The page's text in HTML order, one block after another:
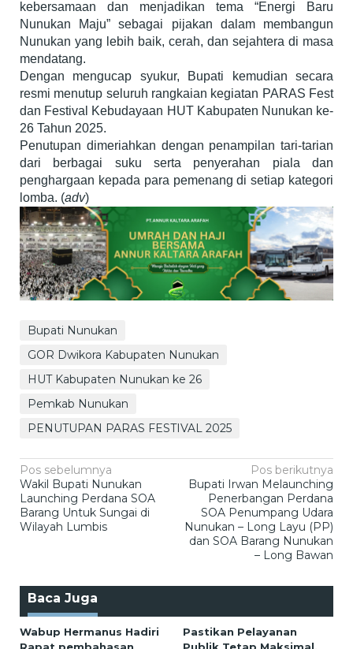
kebersamaan dan menjadikan tema “Energi Baru
Nunukan Maju” sebagai pijakan dalam membangun
Nunukan yang lebih baik, cerah, dan sejahtera di masa
mendatang.
Dengan mengucap syukur, Bupati kemudian secara
resmi menutup seluruh rangkaian kegiatan PARAS Fest
dan Festival Kebudayaan HUT Kabupaten Nunukan ke-
26 Tahun 2025.
Penutupan dimeriahkan dengan penampilan tari-tarian
dari berbagai suku serta penyerahan piala dan
penghargaan kepada para pemenang di setiap kategori
lomba. (adv)
Bupati Nunukan
GOR Dwikora Kabupaten Nunukan
HUT Kabupaten Nunukan ke 26
Pemkab Nunukan
PENUTUPAN PARAS FESTIVAL 2025
Navigasi
pos
Pos sebelumnya
Wakil Bupati Nunukan
Launching Perdana SOA
Barang Untuk Sungai di
Wilayah Lumbis
Pos berikutnya
Bupati Irwan Melaunching
Penerbangan Perdana
SOA Penumpang Udara
Nunukan – Long Layu (PP)
dan SOA Barang Nunukan
– Long Bawan
Baca Juga
Wabup Hermanus Hadiri
Pastikan Pelayanan